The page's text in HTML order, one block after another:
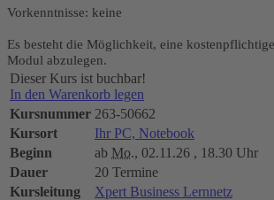
Vorkenntnisse: keine
Es besteht die Möglichkeit, eine
Modul abzulegen.
Dieser Kurs ist buchbar!
In den Warenkorb legen
Kursnummer 263-50662
Kursort
Ihr PC, Notebook
Beginn
ab Mo., 02.11.26 , 18.30 Uhr
Dauer
20 Termine
Kursleitung
Xpert Business Lernnetz